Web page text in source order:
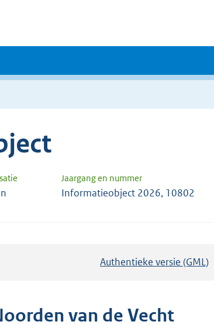
Jaargang en nummer
Informatieobject 2026, 10802
Authentieke versie (GML)
van de Vecht